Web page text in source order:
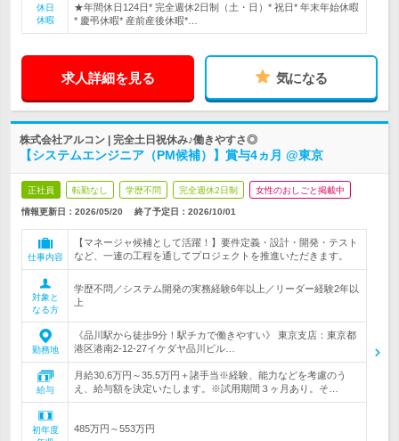
休日
休暇
★年間休日124日* 完全週休2日制（土・日）* 祝日* 年末年始休暇
* 慶弔休暇* 産前産後休暇*…
求人詳細を見る 気になる
株式会社アルコン | 完全土日祝休み♪働きやすさ◎
【システムエンジニア（PM候補）】賞与4ヵ月 @東京
正社員 転勤なし 学歴不問 完全週休2日制 女性のおしごと掲載中
情報更新日：2026/05/20 終了予定日： 2026/10/01
仕事内容
【マネージャ候補として活躍！】要件定義・設計・開発・テスト
など、一連の工程を通してプロジェクトを推進いただきます。
対象と
なる方
学歴不問／システム開発の実務経験6年以上／リーダー経験2年以
上
勤務地
《品川駅から徒歩9分！駅チカで働きやすい》 東京支店：東京都
港区港南2-12-27イケダヤ品川ビル…
給与
月給30.6万円～35.5万円＋諸手当※経験、能力などを考慮のう
え、給与額を決定いたします。※試用期間３ヶ月あり。そ…
初年度
485万円～553万円